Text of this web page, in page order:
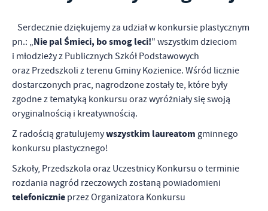
Serdecznie dziękujemy za udział w konkursie plastycznym
pn.: „Nie pal Śmieci, bo smog leci!" wszystkim dzieciom
i młodzieży z Publicznych Szkół Podstawowych
oraz Przedszkoli z terenu Gminy Kozienice. Wśród licznie
dostarczonych prac, nagrodzone zostały te, które były
zgodne z tematyką konkursu oraz wyróżniały się swoją
oryginalnością i kreatywnością.
Z radością gratulujemywszystkim laureatom gminnego
konkursu plastycznego!
Szkoły, Przedszkola oraz Uczestnicy Konkursu o terminie
rozdania nagród rzeczowych zostaną powiadomieni
telefonicznie przez Organizatora Konkursu
Dzięki tym plikom cookies możemy zapewnić Ci większy komfort
korzystania z funkcjonalności naszej strony poprzez dopasowanie
jej do Twoich indywidualnych preferencji. Wyrażenie zgody na
funkcjonalne i personalizacyjne pliki cookies gwarantuje
dostępność większej ilości funkcji na stronie.
Więcej
Analityczne
Analityczne pliki cookies pomagają nam rozwijać się i
dostosowywać do Twoich potrzeb.
wykorzystywania witryny internetowej, miejsca oraz częstotliwości,
z jaką odwiedzane są nasze serwisy www. Dane pozwalają nam na
popularności wśród użytkowników. Zgromadzone informacje są
przetwarzane w formie zanonimizowanej. Wyrażenie zgody na
analityczne pliki cookies gwarantuje dostępność wszystkich
Więcej
Reklamowe
Dzięki reklamowym plikom cookies prezentujemy Ci najciekawsze
informacje i aktualności na stronach naszych partnerów.